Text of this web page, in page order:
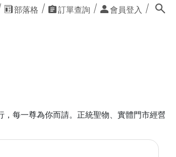
部落格 訂單查詢 會員登入
經營 📦全館佛具用品滿額享免運優惠！ 📱